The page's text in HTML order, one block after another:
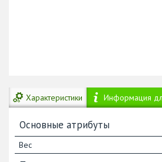
Характеристики Информация
Основные атрибуты
Вес